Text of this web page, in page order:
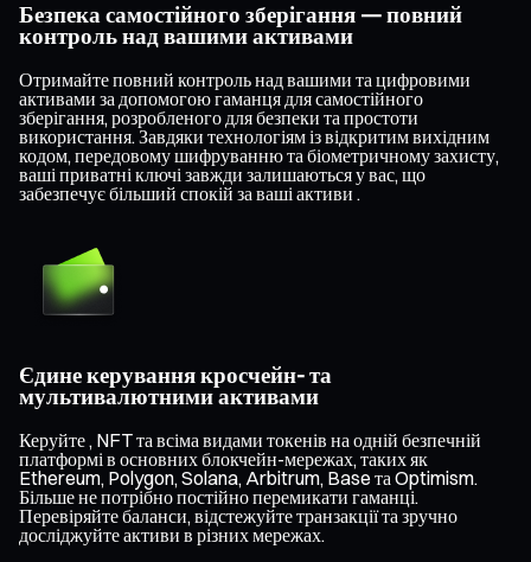
Безпека самостійного зберігання — повний
контроль над вашими активами
Отримайте повний контроль над вашими та цифровими
активами за допомогою гаманця для самостійного
зберігання, розробленого для безпеки та простоти
використання. Завдяки технологіям із відкритим вихідним
кодом, передовому шифруванню та біометричному захисту,
ваші приватні ключі завжди залишаються у вас, що
забезпечує більший спокій за ваші активи .
Єдине керування кросчейн- та
мультивалютними активами
Керуйте , NFT та всіма видами токенів на одній безпечній
платформі в основних блокчейн-мережах, таких як
Ethereum, Polygon, Solana, Arbitrum, Base та Optimism.
Більше не потрібно постійно перемикати гаманці.
Перевіряйте баланси, відстежуйте транзакції та зручно
досліджуйте активи в різних мережах.